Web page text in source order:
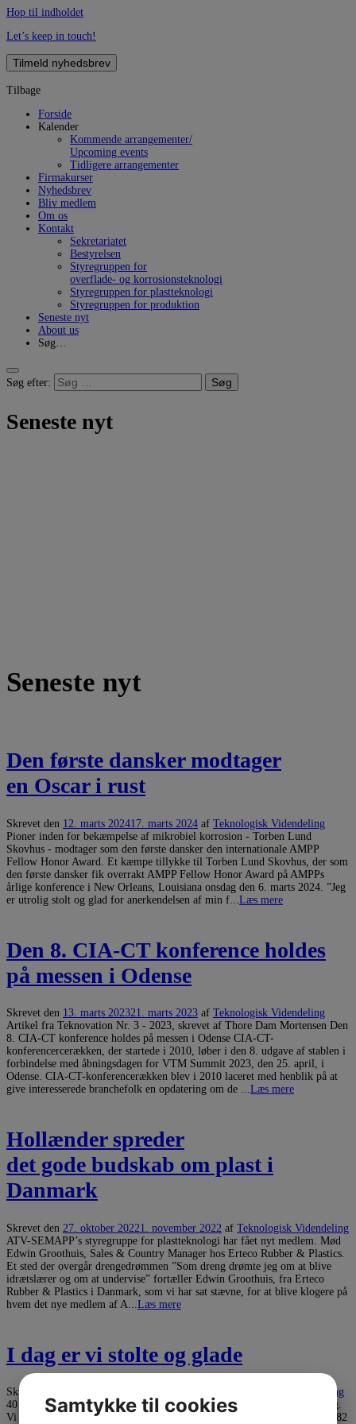
Hop til indholdet
Let’s keep in touch!
Tilmeld nyhedsbrev
Tilbage
Forside
Kalender
Kommende arrangementer/
Upcoming events
Tidligere arrangementer
Firmakurser
Nyhedsbrev
Bliv medlem
Om os
Kontakt
Sekretariatet
Bestyrelsen
Styregruppen for
overflade- og korrosionsteknologi
Styregruppen for plastteknologi
Styregruppen for produktion
Seneste nyt
About us
Søg…
Søg efter:
Seneste nyt
Seneste nyt
Den første dansker modtager
en Oscar i rust
Skrevet den 12. marts 202417. marts 2024 af Teknologisk Videndeling
Pioner inden for bekæmpelse af mikrobiel korrosion - Torben Lund
Skovhus - modtager som den første dansker den internationale AMPP
Fellow Honor Award. Et kæmpe tillykke til Torben Lund Skovhus, der som
den første dansker fik overrakt AMPP Fellow Honor Award på AMPPs
årlige konference i New Orleans, Louisiana onsdag den 6. marts 2024. ”Jeg
er utrolig stolt og glad for anerkendelsen af min f... Læs mere
Den 8. CIA-CT­ konference holdes
på messen i Odense
Skrevet den 13. marts 202321. marts 2023 af Teknologisk Videndeling
Artikel fra Teknovation Nr. 3 - 2023, skrevet af Thore Dam Mortensen Den
8. CIA-CT­ konference holdes på messen i Odense CIA-CT-
konferencercerækken, der startede i 2010, løber i den 8. udgave af stablen i
forbindelse med åbningsdagen for VTM Summit 2023, den 25. april, i
Odense. CIA-CT-konferencerækken blev i 2010 laceret med henblik på at
give interesse­rede branchefolk en opdate­ring om de ...Læs mere
Hollænder spreder
det gode budskab om plast i
Danmark
Skrevet den 27. oktober 20221. november 2022 af Teknologisk Videndeling
ATV-SEMAPP’s styregruppe for plastteknologi har fået nyt medlem. Mød
Edwin Groothuis, Sales & Country Manager hos Erteco Rubber & Plastics.
Et sted der overgår drengedrømmen ”Som dreng drømte jeg om at blive
idrætslærer og om at undervise” fortæller Edwin Groothuis, fra Erteco
Rubber & Plastics i Danmark, som vi har sat stævne, for at blive klogere på
hvem det nye medlem af A... Læs mere
I dag er vi stolte og glade
Skrevet den
Teknologisk Videndeling
40 år med ATV-SEMAPP Vi fejrer ATV-SEMAPPs 40 års jubilæum i dag.
Vi byder gæster, som har været med lige fra etablering af foreningen i 1982
Samtykke til cookies